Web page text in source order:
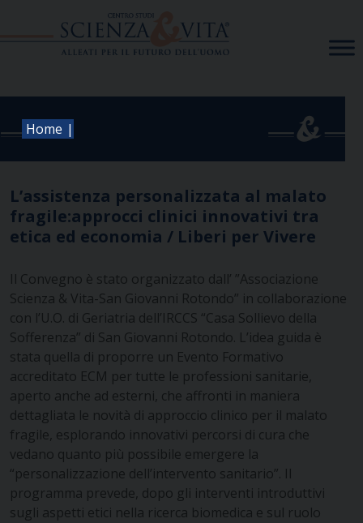
Home |
L’assistenza personalizzata al malato
fragile:approcci clinici innovativi tra
etica ed economia / Liberi per Vivere
Il Convegno è stato organizzato dall’ ”Associazione
Scienza & Vita-San Giovanni Rotondo” in collaborazione
con l’U.O. di Geriatria dell’IRCCS “Casa Sollievo della
Sofferenza” di San Giovanni Rotondo. L’idea guida è
stata quella di proporre un Evento Formativo
accreditato ECM per tutte le professioni sanitarie,
aperto anche ad esterni, che affronti in maniera
dettagliata le novità di approccio clinico per il malato
fragile, esplorando innovativi percorsi di cura che
vedano quanto più possibile emergere la
“personalizzazione dell’intervento sanitario”. Il
programma prevede, dopo gli interventi introduttivi
sugli aspetti etici nella ricerca biomedica e sul ruolo